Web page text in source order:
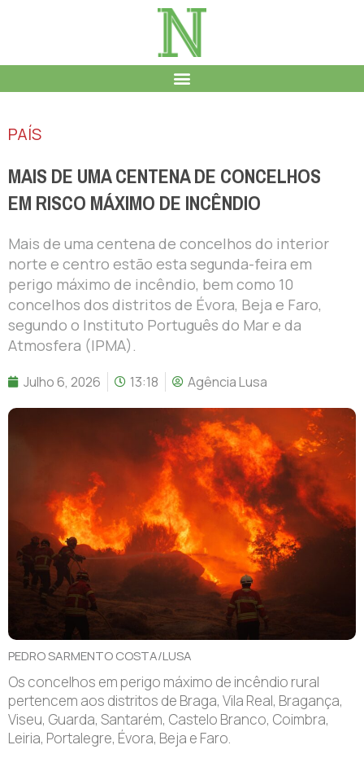
PAÍS
MAIS DE UMA CENTENA DE CONCELHOS
EM RISCO MÁXIMO DE INCÊNDIO
Mais de uma centena de concelhos do interior
norte e centro estão esta segunda-feira em
perigo máximo de incêndio, bem como 10
concelhos dos distritos de Évora, Beja e Faro,
segundo o Instituto Português do Mar e da
Atmosfera (IPMA).
Julho 6, 2026 13:18 Agência Lusa
PEDRO SARMENTO COSTA/LUSA
Os concelhos em perigo máximo de incêndio rural
pertencem aos distritos de Braga, Vila Real, Bragança,
Viseu, Guarda, Santarém, Castelo Branco, Coimbra,
Leiria, Portalegre, Évora, Beja e Faro.